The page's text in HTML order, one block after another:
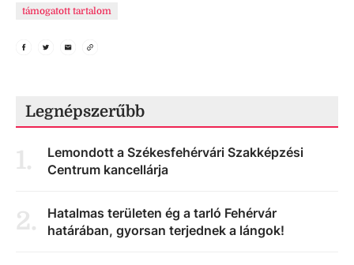
támogatott tartalom
Legnépszerűbb
1.
Lemondott a Székesfehérvári Szakképzési
Centrum kancellárja
2.
Hatalmas területen ég a tarló Fehérvár
határában, gyorsan terjednek a lángok!